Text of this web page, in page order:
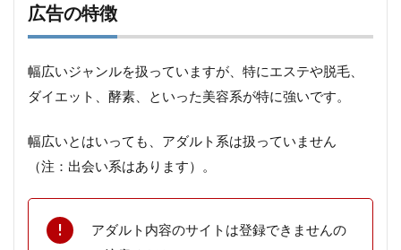
広告の特徴
幅広いジャンルを扱っていますが、特にエステや脱毛、
ダイエット、酵素、といった美容系が特に強いです。
幅広いとはいっても、アダルト系は扱っていません
（注：出会い系はあります）。
アダルト内容のサイトは登録できませんの